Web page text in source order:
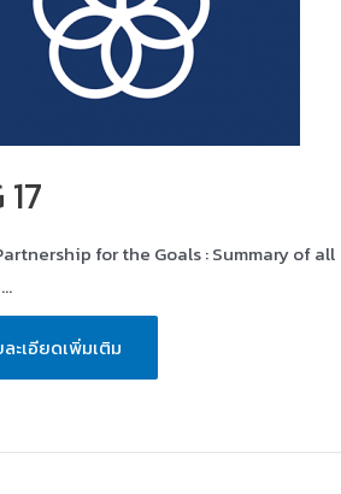
for the Goals : Summary of all
ะเอียดเพิ่มเติม